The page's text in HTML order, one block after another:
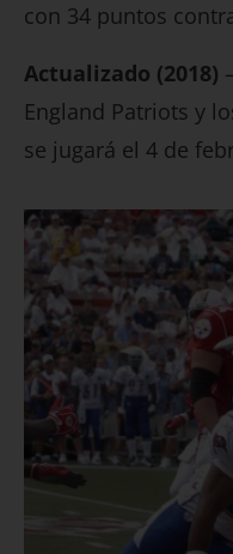
con 34 puntos
Actualizado (2018)
England Patriots y
se jugará el 4 de